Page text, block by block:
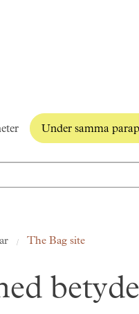
Under samma
The Bag site